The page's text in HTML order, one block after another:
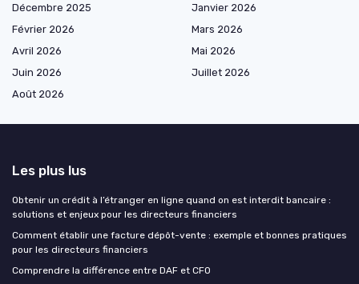
Décembre 2025
Janvier 2026
Février 2026
Mars 2026
Avril 2026
Mai 2026
Juin 2026
Juillet 2026
Août 2026
Les plus lus
Obtenir un crédit à l’étranger en ligne quand on est interdit bancaire :
solutions et enjeux pour les directeurs financiers
Comment établir une facture dépôt-vente : exemple et bonnes pratiques
pour les directeurs financiers
Comprendre la différence entre DAF et CFO